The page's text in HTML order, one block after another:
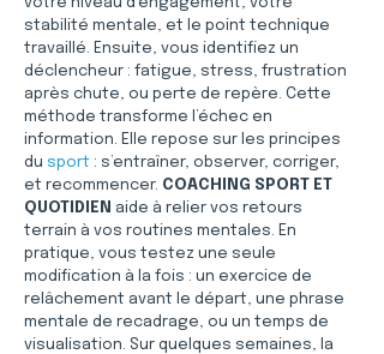
stabilité mentale, et le point technique
travaillé. Ensuite, vous identifiez un
déclencheur : fatigue, stress, frustration
après chute, ou perte de repère. Cette
méthode transforme l’échec en
information. Elle repose sur les principes
du sport : s’entraîner, observer, corriger,
et recommencer. COACHING SPORT ET
QUOTIDIEN aide à relier vos retours
terrain à vos routines mentales. En
pratique, vous testez une seule
modification à la fois : un exercice de
relâchement avant le départ, une phrase
mentale de recadrage, ou un temps de
visualisation. Sur quelques semaines, la